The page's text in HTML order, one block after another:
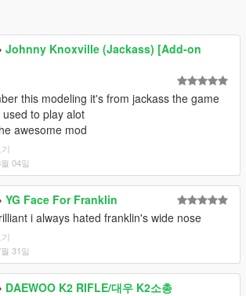
Johnny Knoxville (Jackass) [Add-on
this modeling it's from jackass the game
to play alot
awesome mod
04일
YG Face For Franklin
i always hated franklin's wide nose
31일
DAEWOO K2 RIFLE/대우 K2소총